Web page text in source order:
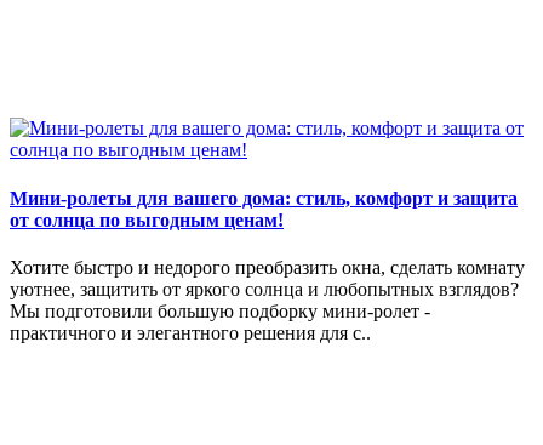
Мини-ролеты для вашего дома: стиль, комфорт и защита
от солнца по выгодным ценам!
Хотите быстро и недорого преобразить окна, сделать комнату
уютнее, защитить от яркого солнца и любопытных взглядов?
Мы подготовили большую подборку мини-ролет -
практичного и элегантного решения для с..